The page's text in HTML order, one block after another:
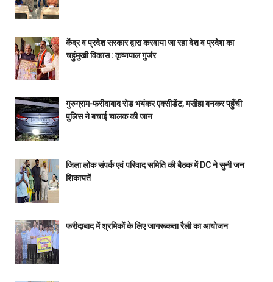
केंद्र व प्रदेश सरकार द्वारा करवाया जा रहा देश व प्रदेश का
चहुंमुखी विकास : कृष्णपाल गुर्जर
गुरुग्राम-फरीदाबाद रोड भयंकर एक्सीडेंट, मसीहा बनकर पहुँची
पुलिस ने बचाई चालक की जान
जिला लोक संपर्क एवं परिवाद समिति की बैठक में DC ने सुनी जन
शिकायतें
फरीदाबाद में श्रमिकों के लिए जागरूकता रैली का आयोजन